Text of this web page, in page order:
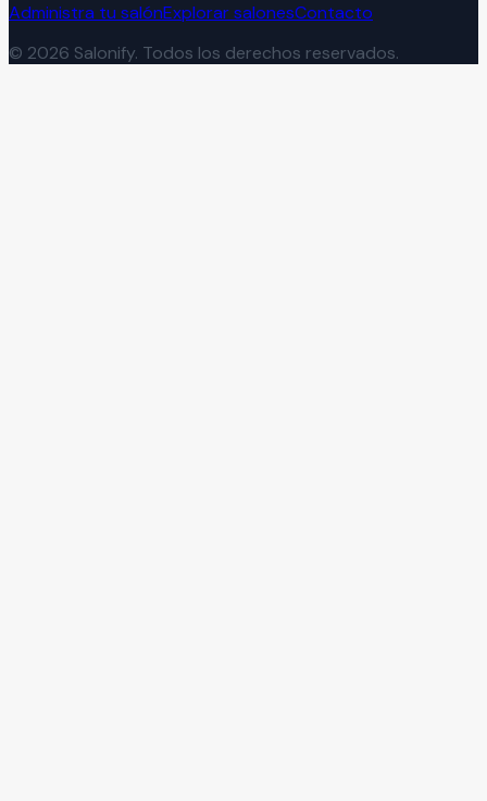
Administra tu salónExplorar salonesContacto
© 2026 Salonify. Todos los derechos reservados.